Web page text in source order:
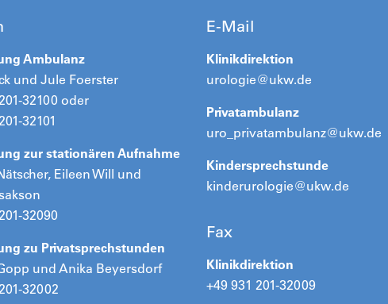
Ambulanz
und Jule Foerster
32100 oder
32101
zur stationären Aufnahme
Eileen Will und
32090
zu Privatsprechstunden
und Anika Beyersdorf
32002
E-Mail
Klinikdirektion
urologie@ukw.de
Privatambulanz
uro_privatambulanz@ukw.de
Kindersprechstunde
kinderurologie@ukw.de
Fax
Klinikdirektion
+49 931 201-32009